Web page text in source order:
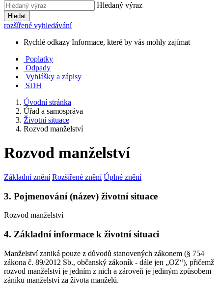
Hledaný výraz
Hledat
rozšířené vyhledávání
Rychlé odkazy Informace, které by vás mohly zajímat
Poplatky
Odpady
Vyhlášky a zápisy
SDH
Úvodní stránka
Úřad a samospráva
Životní situace
Rozvod manželství
Rozvod manželství
Základní znění Rozšířené znění Úplné znění
3. Pojmenování (název) životní situace
Rozvod manželství
4. Základní informace k životní situaci
Manželství zaniká pouze z důvodů stanovených zákonem (§ 754
zákona č. 89/2012 Sb., občanský zákoník - dále jen „OZ“), přičemž
rozvod manželství je jedním z nich a zároveň je jediným způsobem
zániku manželství za života manželů.